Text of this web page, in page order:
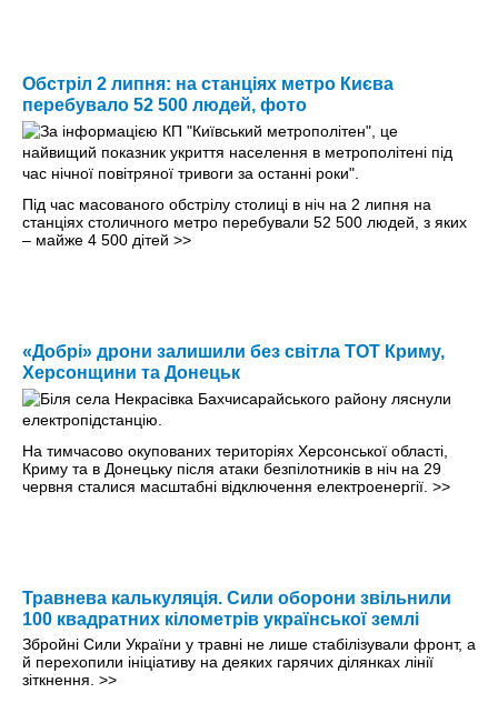
Обстріл 2 липня: на станціях метро Києва
перебувало 52 500 людей, фото
Під час масованого обстрілу столиці в ніч на 2 липня на
станціях столичного метро перебували 52 500 людей, з яких
– майже 4 500 дітей >>
«Добрі» дрони залишили без світла ТОТ Криму,
Херсонщини та Донецьк
На тимчасово окупованих територіях Херсонської області,
Криму та в Донецьку після атаки безпілотників в ніч на 29
червня сталися масштабні відключення електроенергії. >>
Травнева калькуляція. Сили оборони звільнили
100 квадратних кілометрів української землі
Збройні Сили України у травні не лише стабілізували фронт, а
й перехопили ініціативу на деяких гарячих ділянках лінії
зіткнення. >>